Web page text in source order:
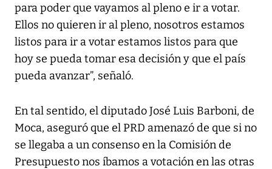
para poder que vayamos al pleno e ir a votar.
Ellos no quieren ir al pleno, nosotros estamos
listos para ir a votar estamos listos para que
hoy se pueda tomar esa decisión y que el país
pueda avanzar”, señaló.
En tal sentido, el diputado José Luis Barboni, de
Moca, aseguró que el PRD amenazó de que si no
se llegaba a un consenso en la Comisión de
Presupuesto nos íbamos a votación en las otras